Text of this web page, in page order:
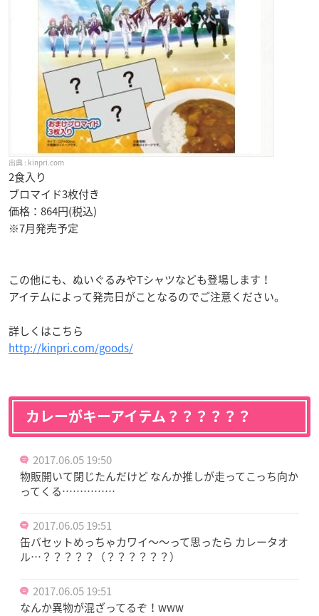
kinpri.com
2食入り
ブロマイド3枚付き
価格：864円(税込)
※7月発売予定
この他にも、ぬいぐるみやTシャツなども登場します！
アイテムによって発売日がことなるのでご注意ください。
詳しくはこちら
http://kinpri.com/goods/
カレーがキーアイテム？？？？？？
2017.06.05 19:50
物販開いて閉じたんだけど なんか推しが走ってこっち向か
ってくる……………
2017.06.05 19:51
缶バセットめっちゃカワイ〜〜って思ったら カレータオ
ル…？？？？？（？？？？？？）
2017.06.05 19:51
なんか異物が混ざってるぞ！www